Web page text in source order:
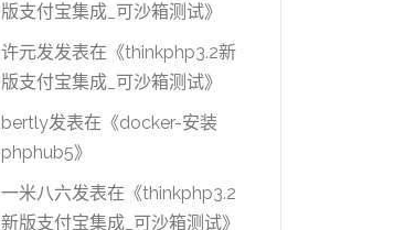
版支付宝集成_可沙箱测试》
许元发发表在《thinkphp3.2新
版支付宝集成_可沙箱测试》
bertly发表在《docker-安装
phphub5》
一米八六发表在《thinkphp3.2
新版支付宝集成_可沙箱测试》